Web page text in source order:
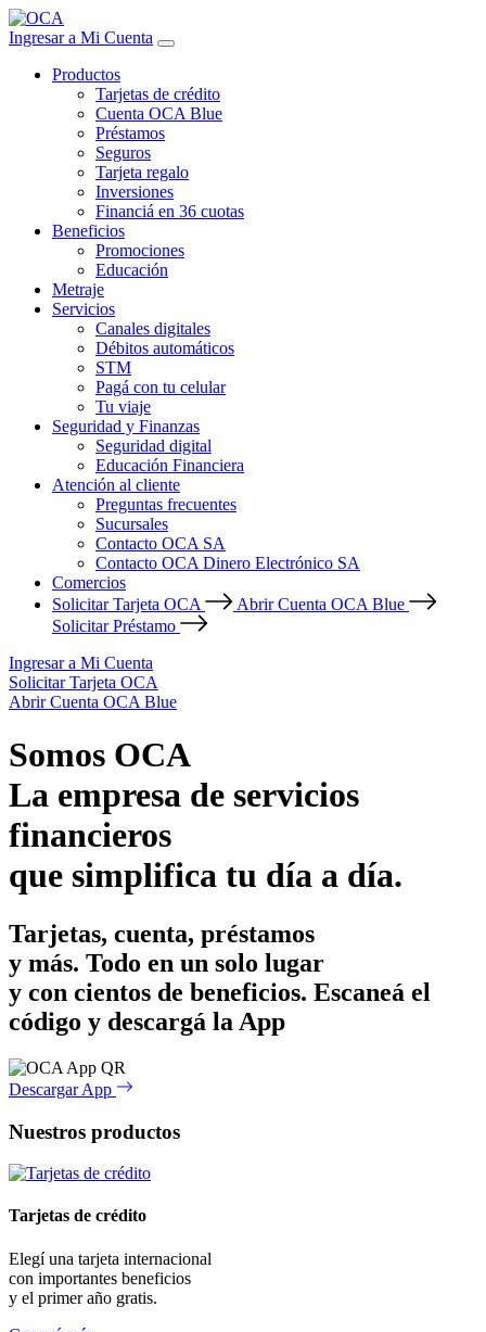
Ingresar a Mi Cuenta
Productos
Tarjetas de crédito
Cuenta OCA Blue
Préstamos
Seguros
Tarjeta regalo
Inversiones
Financiá en 36 cuotas
Beneficios
Promociones
Educación
Metraje
Servicios
Canales digitales
Débitos automáticos
STM
Pagá con tu celular
Tu viaje
Seguridad y Finanzas
Seguridad digital
Educación Financiera
Atención al cliente
Preguntas frecuentes
Sucursales
Contacto OCA SA
Contacto OCA Dinero Electrónico SA
Comercios
Solicitar Tarjeta OCA
Abrir Cuenta OCA Blue
Solicitar Préstamo
Ingresar a Mi Cuenta
Solicitar Tarjeta OCA
Abrir Cuenta OCA Blue
Somos OCA
La empresa de servicios
financieros
que simplifica tu día a día.
Tarjetas, cuenta, préstamos
y más. Todo en un solo lugar
y con cientos de beneficios. Escaneá el
código y descargá la App
Descargar App
Nuestros productos
Tarjetas de crédito
Elegí una tarjeta internacional
con importantes beneficios
y el primer año gratis.